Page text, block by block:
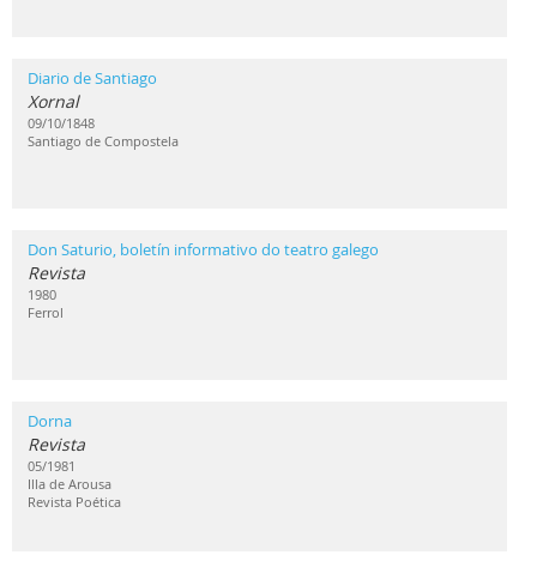
Diario de Santiago
Xornal
09/10/1848
Santiago de Compostela
Don Saturio, boletín informativo do teatro galego
Revista
1980
Ferrol
Dorna
Revista
05/1981
Illa de Arousa
Revista Poética